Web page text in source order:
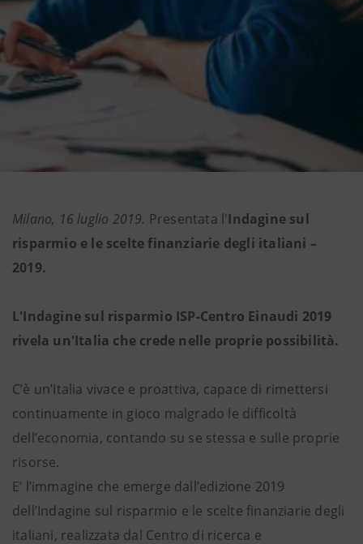
Milano, 16 luglio 2019. Presentata l'Indagine sul
risparmio e le scelte finanziarie degli italiani –
2019.
L'Indagine sul risparmio ISP-Centro Einaudi 2019
rivela un'Italia che crede nelle proprie possibilità.
C’è un’Italia vivace e proattiva, capace di rimettersi
continuamente in gioco malgrado le difficoltà
dell’economia, contando su se stessa e sulle proprie
risorse.
E’ l’immagine che emerge dall’edizione 2019
dell’Indagine sul risparmio e le scelte finanziarie degli
italiani, realizzata dal Centro di ricerca e